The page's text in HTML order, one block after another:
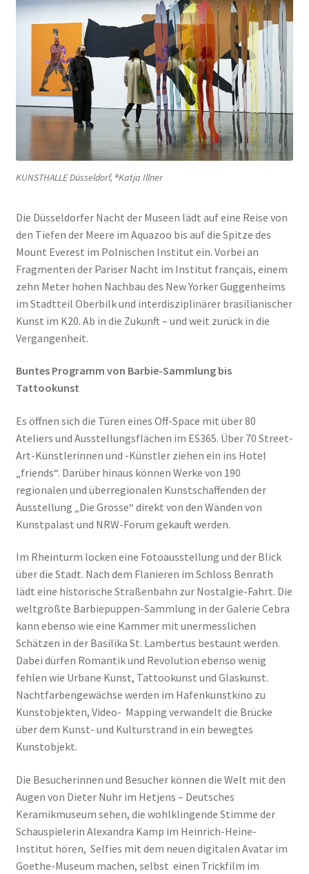
KUNSTHALLE Düsseldorf, ®Katja Illner
Die Düsseldorfer Nacht der Museen lädt auf eine Reise von
den Tiefen der Meere im Aquazoo bis auf die Spitze des
Mount Everest im Polnischen Institut ein. Vorbei an
Fragmenten der Pariser Nacht im Institut français, einem
zehn Meter hohen Nachbau des New Yorker Guggenheims
im Stadtteil Oberbilk und interdisziplinärer brasilianischer
Kunst im K20. Ab in die Zukunft – und weit zurück in die
Vergangenheit.
Buntes Programm von Barbie-Sammlung bis
Tattookunst
Es öffnen sich die Türen eines Off-Space mit über 80
Ateliers und Ausstellungsflächen im ES365. Über 70 Street-
Art-Künstlerinnen und -Künstler ziehen ein ins Hotel
„friends“. Darüber hinaus können Werke von 190
regionalen und überregionalen Kunstschaffenden der
Ausstellung „Die Grosse“ direkt von den Wänden von
Kunstpalast und NRW-Forum gekauft werden.
Im Rheinturm locken eine Fotoausstellung und der Blick
über die Stadt. Nach dem Flanieren im Schloss Benrath
lädt eine historische Straßenbahn zur Nostalgie-Fahrt. Die
weltgrößte Barbiepuppen-Sammlung in der Galerie Cebra
kann ebenso wie eine Kammer mit unermesslichen
Schätzen in der Basilika St. Lambertus bestaunt werden.
Dabei dürfen Romantik und Revolution ebenso wenig
fehlen wie Urbane Kunst, Tattookunst und Glaskunst.
Nachtfarbengewächse werden im Hafenkunstkino zu
Kunstobjekten, Video- Mapping verwandelt die Brücke
über dem Kunst- und Kulturstrand in ein bewegtes
Kunstobjekt.
Die Besucherinnen und Besucher können die Welt mit den
Augen von Dieter Nuhr im Hetjens – Deutsches
Keramikmuseum sehen, die wohlklingende Stimme der
Schauspielerin Alexandra Kamp im Heinrich-Heine-
Institut hören, Selfies mit dem neuen digitalen Avatar im
Goethe-Museum machen, selbst einen Trickfilm im